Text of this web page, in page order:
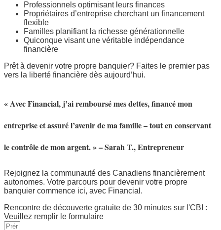
Professionnels optimisant leurs finances
Propriétaires d’entreprise cherchant un financement
flexible
Familles planifiant la richesse générationnelle
Quiconque visant une véritable indépendance
financière
Prêt à devenir votre propre banquier? Faites le premier pas
vers la liberté financière dès aujourd’hui.
« Avec Financial, j’ai remboursé mes dettes, financé mon
entreprise et assuré l’avenir de ma famille – tout en conservant
le contrôle de mon argent. » – Sarah T., Entrepreneur
Rejoignez la communauté des Canadiens financièrement
autonomes. Votre parcours pour devenir votre propre
banquier commence ici, avec Financial.
Rencontre de découverte gratuite de 30 minutes sur l'CBI :
Veuillez remplir le formulaire